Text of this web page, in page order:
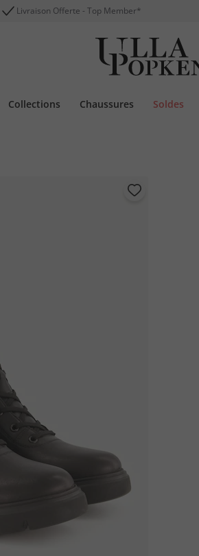
Livraison Offerte - Top Member*
Collections Chaussures Soldes